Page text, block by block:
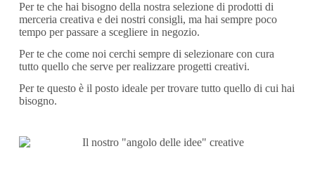
Per te che hai bisogno della nostra selezione di prodotti di
merceria creativa e dei nostri consigli, ma hai sempre poco
tempo per passare a scegliere in negozio.
Per te che come noi cerchi sempre di selezionare con cura
tutto quello che serve per realizzare progetti creativi.
Per te questo è il posto ideale per trovare tutto quello di cui hai
bisogno.